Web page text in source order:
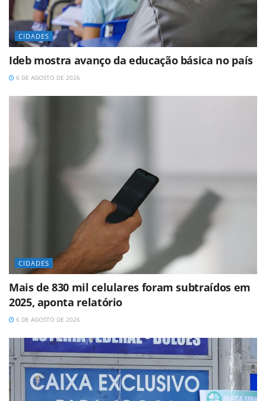
CIDADES
Ideb mostra avanço da educação básica no país
6 DE AGOSTO DE 2026
CIDADES
Mais de 830 mil celulares foram subtraídos em
2025, aponta relatório
6 DE AGOSTO DE 2026